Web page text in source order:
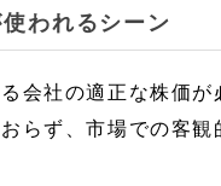
われるシーン
会社の適正な株価が
らず、市場での客